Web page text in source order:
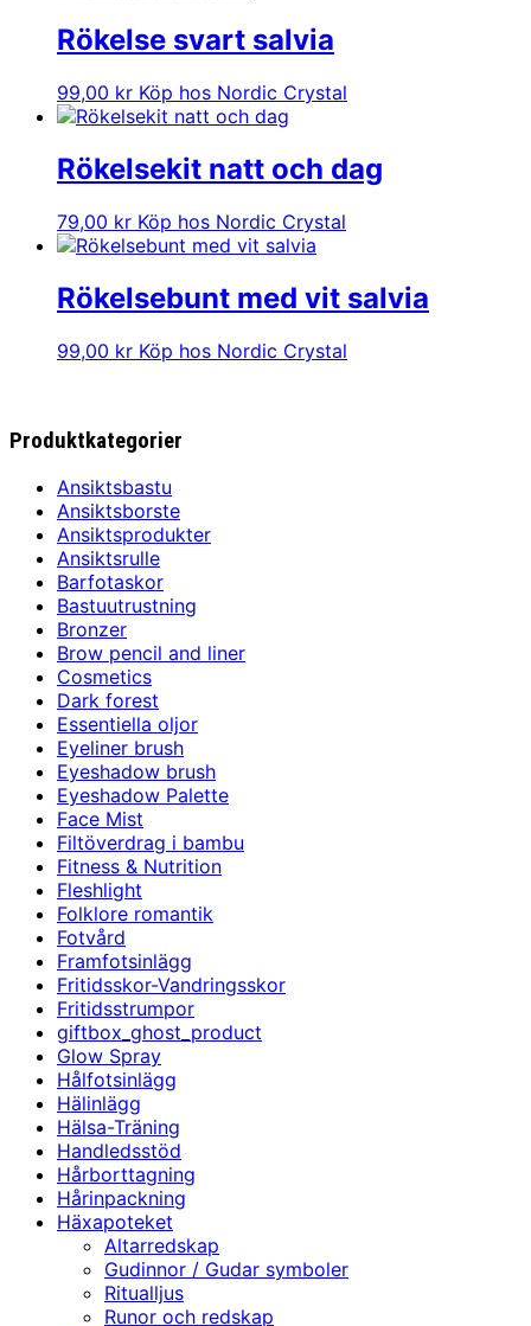
var:
79,00 kr.
är:
59,00 kr.
Rökelse svart salvia
99,00 kr Köp hos Nordic Crystal
Rökelsekit natt och dag
79,00 kr Köp hos Nordic Crystal
Rökelsebunt med vit salvia
99,00 kr Köp hos Nordic Crystal
Produktkategorier
Ansiktsbastu
Ansiktsborste
Ansiktsprodukter
Ansiktsrulle
Barfotaskor
Bastuutrustning
Bronzer
Brow pencil and liner
Cosmetics
Dark forest
Essentiella oljor
Eyeliner brush
Eyeshadow brush
Eyeshadow Palette
Face Mist
Filtöverdrag i bambu
Fitness & Nutrition
Fleshlight
Folklore romantik
Fotvård
Framfotsinlägg
Fritidsskor-Vandringsskor
Fritidsstrumpor
giftbox_ghost_product
Glow Spray
Hålfotsinlägg
Hälinlägg
Hälsa-Träning
Handledsstöd
Hårborttagning
Hårinpackning
Häxapoteket
Altarredskap
Gudinnor / Gudar symboler
Ritualljus
Runor och redskap